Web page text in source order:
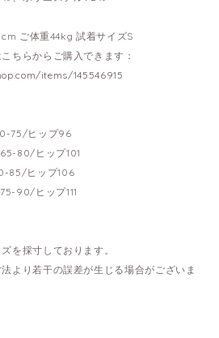
ご体重44kg 試着サイズS
ちらからご購入できます：
items/145546915
75/ヒップ96
80/ヒップ101
85/ヒップ106
90/ヒップ111
を採寸しております。
より若干の誤差が生じる場合がございま